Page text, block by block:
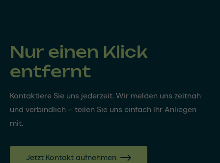
Nur einen Klick
entfernt
Kontaktiere Sie uns jederzeit. Wir melden uns zeitnah
und verbindlich – teilen Sie uns einfach Ihr Anliegen
mit.
Jetzt Kontakt aufnehmen